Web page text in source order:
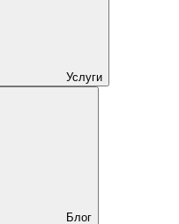
Услуги
Блог